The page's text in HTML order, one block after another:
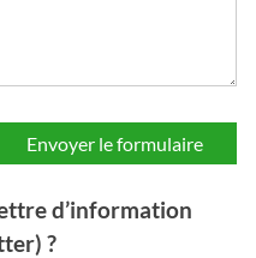
d’information
?